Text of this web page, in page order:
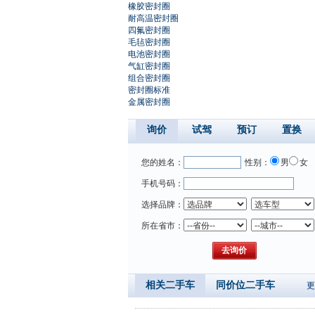
橡胶密封圈
耐高温密封圈
四氟密封圈
毛毡密封圈
电池密封圈
气缸密封圈
组合密封圈
密封圈标准
金属密封圈
询价 试驾 预订 置换
您的姓名： 性别： 男 女
手机号码：
选择品牌：
所在省市：
相关二手车 同价位二手车